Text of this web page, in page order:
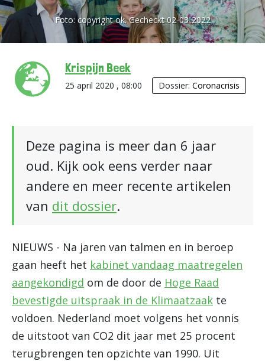
Foto: copyright ok. Gecheckt 02-03-2022
Krispijn Beek
25 april 2020 , 08:00 Dossier: Coronacrisis
Deze pagina is meer dan 6 jaar
oud. Kijk ook eens verder naar
andere en meer recente artikelen
van dit dossier.
NIEUWS - Na jaren van talmen en in beroep
gaan heeft het kabinet vandaag maatregelen
aangekondigd om de door de Hoge Raad
bevestigde uitspraak in de Klimaatzaak te
voldoen. Nederland moet volgens het vonnis
de uitstoot van CO2 dit jaar met 25 procent
terugbrengen ten opzichte van 1990. Uit